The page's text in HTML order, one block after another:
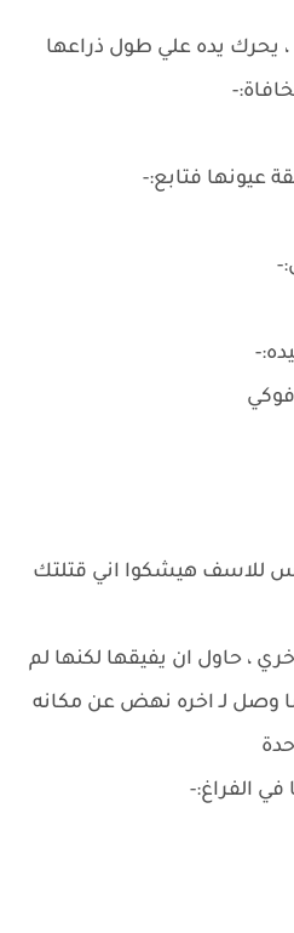
يحرك يده علي طول ذراعها
عيونها فتابع:-
بس للاسف هيشكوا اني قتلتك
، حاول ان يفيقها لكنها لم
وصل لـ اخره نهض عن مكانه
الفراغ:-